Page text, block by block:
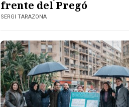
frente del Pregó
SERGI TARAZONA